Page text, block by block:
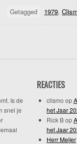
Getagged
1979,
Is de
snel je
REACTIES
clismo op
het Jaar
Rick Bop
het Jaar
Herr Meijer